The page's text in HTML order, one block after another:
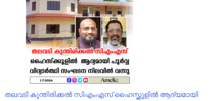
തലവടി കുന്തിരിക്കൽ സിഎംഎസ് ഹൈസ്ക്കൂളിൽ ആദ്യമായി